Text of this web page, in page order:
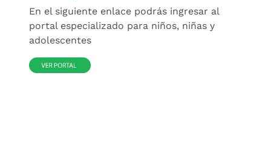
En el siguiente enlace podrás ingresar al
portal especializado para niños, niñas y
adolescentes